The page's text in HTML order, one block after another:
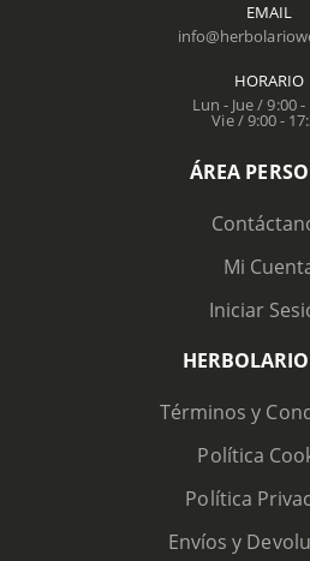
EMAIL
HORARIO
Lun - Jue / 9:00 -
Vie / 9:00 -
ÁREA
Mi
Iniciar
Términos y
Política
Política
Envíos y